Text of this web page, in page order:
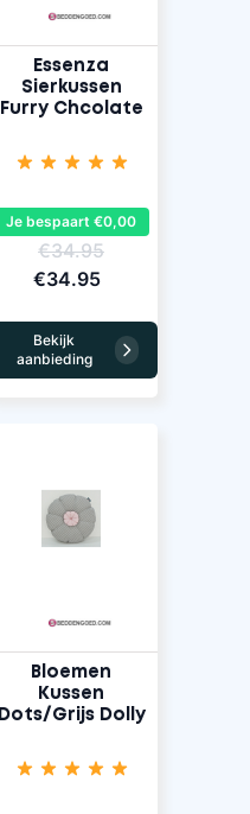
Essenza
Sierkussen
Furry Chcolate
Je bespaart €0,00
€34.95
€34.95
Bekijk
aanbieding
Bloemen
Kussen
Dots/Grijs Dolly